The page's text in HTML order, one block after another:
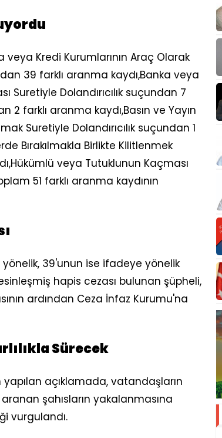
veya Kredi Kurumlarının Araç Olarak
39 farklı aranma kaydı,Banka veya
Suretiyle Dolandırıcılık suçundan 7
2 farklı aranma kaydı,Basın ve Yayın
Suretiyle Dolandırıcılık suçundan 1
Bırakılmakla Birlikte Kilitlenmek
veya Tutuklunun Kaçması
51 farklı aranma kaydının
yönelik, 39'unun ise ifadeye yönelik
hapis cezası bulunan şüpheli,
ardından Ceza İnfaz Kurumu'na
Sürecek
açıklamada, vatandaşların
şahısların yakalanmasına
vurgulandı.